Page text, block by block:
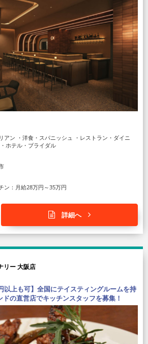
アン ・洋食・スパニッシュ ・レストラン・ダイニ
ホテル・ブライダル
ン：月給28万円～35万円
詳細へ
リー 大阪店
以上も可】全国にテイスティングルームを持
の直営店でキッチンスタッフを募集！